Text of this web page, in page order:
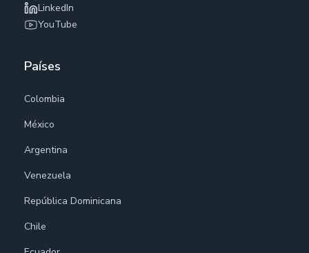
LinkedIn
YouTube
Países
Colombia
México
Argentina
Venezuela
República Dominicana
Chile